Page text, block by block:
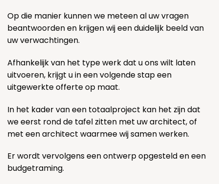
Op die manier kunnen we meteen al uw vragen
beantwoorden en krijgen wij een duidelijk beeld van
uw verwachtingen.
Afhankelijk van het type werk dat u ons wilt laten
uitvoeren, krijgt u in een volgende stap een
uitgewerkte offerte op maat.
In het kader van een totaalproject kan het zijn dat
we eerst rond de tafel zitten met uw architect, of
met een architect waarmee wij samen werken.
Er wordt vervolgens een ontwerp opgesteld en een
budgetraming.